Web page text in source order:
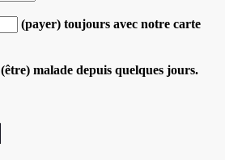
(payer) toujours avec notre carte
(être) malade depuis quelques jours.